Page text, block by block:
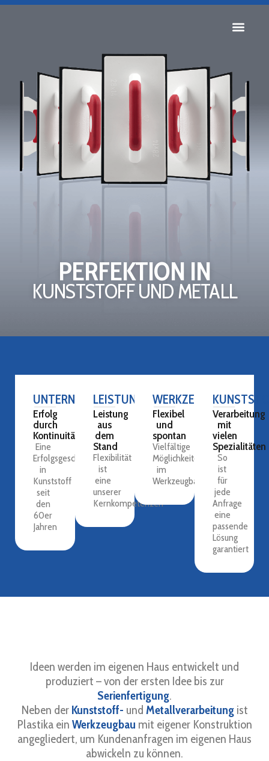
PERFEKTION IN
KUNSTSTOFF UND METALL
UNTERNEHMEN
Erfolg
durch
Kontinuität
Eine
Erfolgsgeschichte
in
Kunststoff
seit
den
60er
Jahren
LEISTUNGEN
Leistung
aus
dem
Stand
Flexibilität
ist
eine
unserer
Kernkompetenzen
WERKZEUGBAU
Flexibel
und
spontan
Vielfältige
Möglichkeiten
im
Werkzeugbau
Verarbeitung
mit
vielen
Spezialitäten
So
ist
für
jede
Anfrage
eine
passende
Lösung
garantiert
Ideen werden im eigenen Haus entwickelt und
produziert – von der ersten Idee bis zur
Serienfertigung.
Neben der Kunststoff- und Metallverarbeitungist
Plastika ein Werkzeugbau mit eigener Konstruktion
angegliedert, um Kundenanfragen im eigenen Haus
abwickeln zu können.